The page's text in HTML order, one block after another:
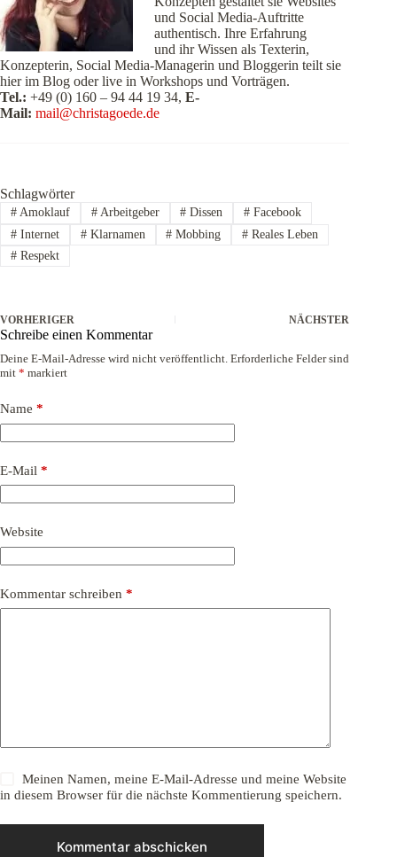
und Social Media-Auftritte
authentisch. Ihre Erfahrung
und ihr Wissen als Texterin,
Konzepterin, Social Media-Managerin und Bloggerin teilt sie
hier im Blog oder live in Workshops und Vorträgen.
Tel.: +49 (0) 160 – 94 44 19 34, E-
Mail: mail@christagoede.de
Schlagwörter
#Amoklauf #Arbeitgeber # Dissen # Facebook
#Internet #Klarnamen # Mobbing # Reales Leben
#Respekt
VORHERIGER NÄCHSTER
Schreibe einen Kommentar
Deine E-Mail-Adresse wird nicht veröffentlicht. Erforderliche Felder sind
mit * markiert
Name *
E-Mail *
Website
Kommentar schreiben *
Meinen Namen, meine E-Mail-Adresse und meine Website
in diesem Browser für die nächste Kommentierung speichern.
Kommentar abschicken